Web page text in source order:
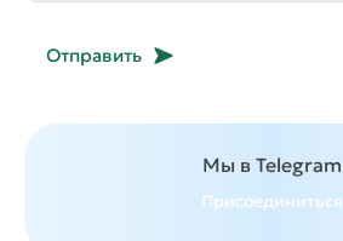
Отправить
Мы в Telegram
Присоединиться